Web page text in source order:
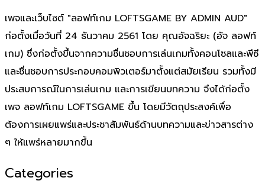
เพจและเว็บไซต์ "ลอฟท์เกม LOFTSGAME BY ADMIN AUD"
ก่อตั้งเมื่อวันที่ 24 ธันวาคม 2561 โดย คุณอัจฉริยะ (อัจ ลอฟท์
เกม) ซึ่งก่อตั้งขึ้นจากความชื่นชอบการเล่นเกมทั้งคอนโซลและพีซี
และชื่นชอบการประกอบคอมพิวเตอร์มาตั้งแต่สมัยเรียน รวมทั้งมี
ประสบการณ์ในการเล่นเกม และการเขียนบทความ จึงได้ก่อตั้ง
เพจ ลอฟท์เกม LOFTSGAME ขึ้น โดยมีวัตถุประสงค์เพื่อ
ต้องการเผยแพร่และประชาสัมพันธ์ด้านบทความและข่าวสารต่าง
ๆ ให้แพร่หลายมากขึ้น
Categories